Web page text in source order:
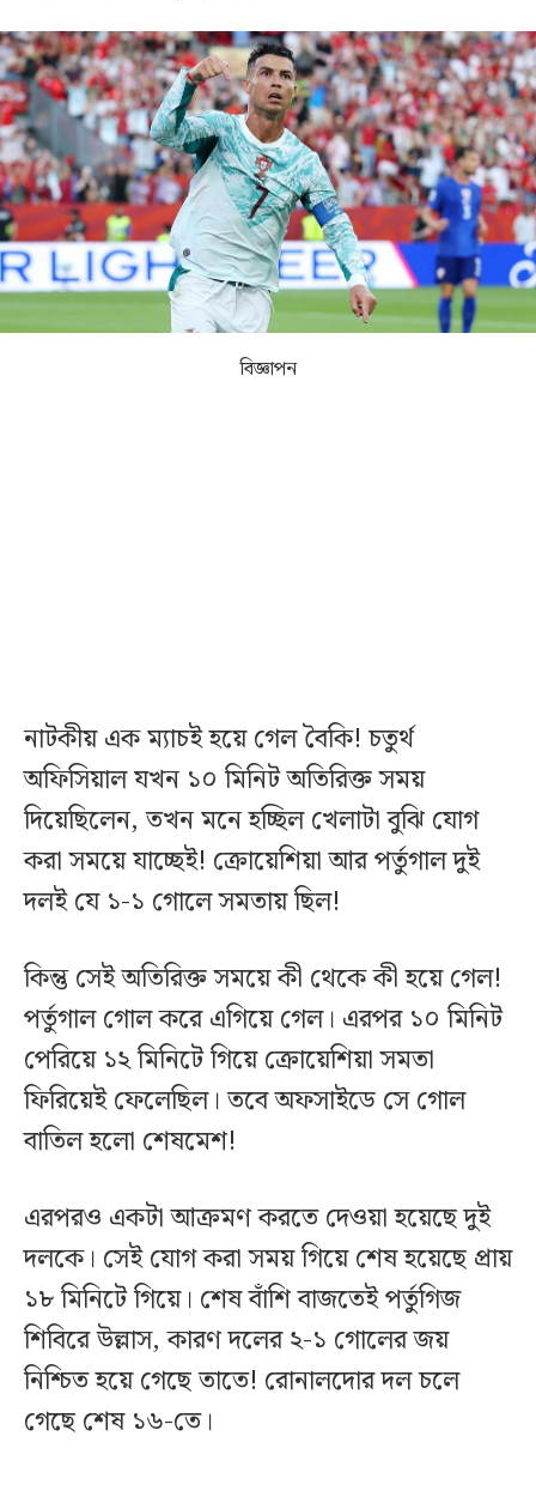
কনভার্টার
বিজ্ঞাপন
নাটকীয় এক ম্যাচই হয়ে গেল বৈকি! চতুর্থ
অফিসিয়াল যখন ১০ মিনিট অতিরিক্ত সময়
দিয়েছিলেন, তখন মনে হচ্ছিল খেলাটা বুঝি যোগ
করা সময়ে যাচ্ছেই! ক্রোয়েশিয়া আর পর্তুগাল দুই
দলই যে ১-১ গোলে সমতায় ছিল!
কিন্তু সেই অতিরিক্ত সময়ে কী থেকে কী হয়ে গেল!
পর্তুগাল গোল করে এগিয়ে গেল। এরপর ১০ মিনিট
পেরিয়ে ১২ মিনিটে গিয়ে ক্রোয়েশিয়া সমতা
ফিরিয়েই ফেলেছিল। তবে অফসাইডে সে গোল
বাতিল হলো শেষমেশ!
এরপরও একটা আক্রমণ করতে দেওয়া হয়েছে দুই
দলকে। সেই যোগ করা সময় গিয়ে শেষ হয়েছে প্রায়
১৮ মিনিটে গিয়ে। শেষ বাঁশি বাজতেই পর্তুগিজ
শিবিরে উল্লাস, কারণ দলের ২-১ গোলের জয়
নিশ্চিত হয়ে গেছে তাতে! রোনালদোর দল চলে
গেছে শেষ ১৬-তে।